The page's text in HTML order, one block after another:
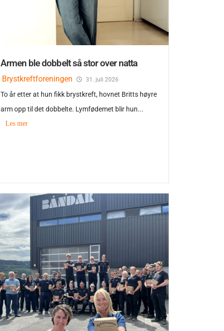
Armen ble dobbelt så stor over natta
Brystkreftforeningen 31. juli 2026
To år etter at hun fikk brystkreft, hovnet Britts høyre
arm opp til det dobbelte. Lymfødemet blir hun...
Les mer